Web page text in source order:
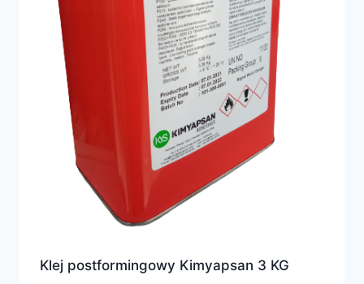
Klej postformingowy Kimyapsan 3 KG